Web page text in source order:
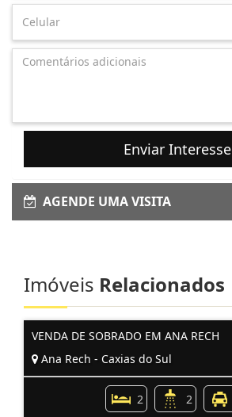
Enviar Interesse
AGENDE UMA VISITA
Imóveis Relacionados
VENDA DE SOBRADO EM ANA RECH
Ana Rech - Caxias do Sul
2 2